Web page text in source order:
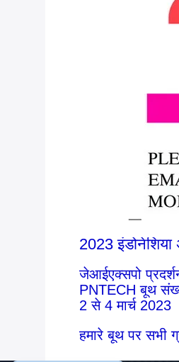
2023 इंडोनेशिया
जेआईएक्सपो
PNTECH बूथ
2 से 4 मार्च 2023
हमारे बूथ पर सभी